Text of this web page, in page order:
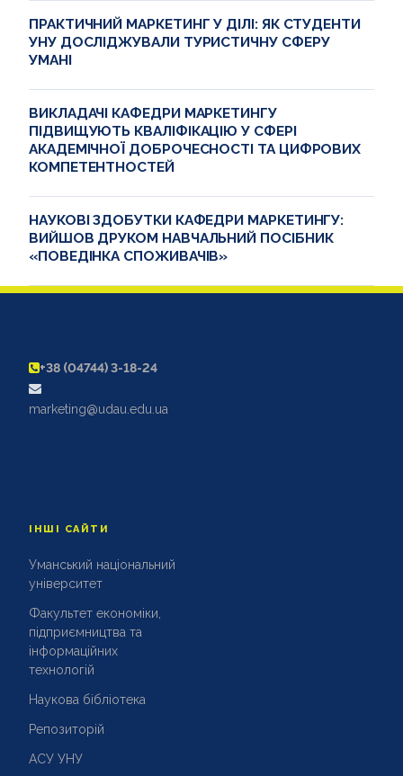
ПРАКТИЧНИЙ МАРКЕТИНГ У ДІЛІ: ЯК СТУДЕНТИ
УНУ ДОСЛІДЖУВАЛИ ТУРИСТИЧНУ СФЕРУ
УМАНІ
ВИКЛАДАЧІ КАФЕДРИ МАРКЕТИНГУ
ПІДВИЩУЮТЬ КВАЛІФІКАЦІЮ У СФЕРІ
АКАДЕМІЧНОЇ ДОБРОЧЕСНОСТІ ТА ЦИФРОВИХ
КОМПЕТЕНТНОСТЕЙ
НАУКОВІ ЗДОБУТКИ КАФЕДРИ МАРКЕТИНГУ:
ВИЙШОВ ДРУКОМ НАВЧАЛЬНИЙ ПОСІБНИК
«ПОВЕДІНКА СПОЖИВАЧІВ»
+38 (04744) 3-18-24
marketing@udau.edu.ua
ІНШІ САЙТИ
Уманський національний
університет
Факультет економіки,
підприємництва та
інформаційних
технологій
Наукова бібліотека
Репозиторій
АСУ УНУ